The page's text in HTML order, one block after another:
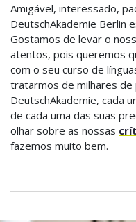
Amigável, interessado,
DeutschAkademie Berlin
Gostamos de levar o
atentos, pois queremos
com o seu curso de
tratarmos de milhares de
DeutschAkademie, cada
de cada uma das suas
olhar sobre as nossas
fazemos muito bem.